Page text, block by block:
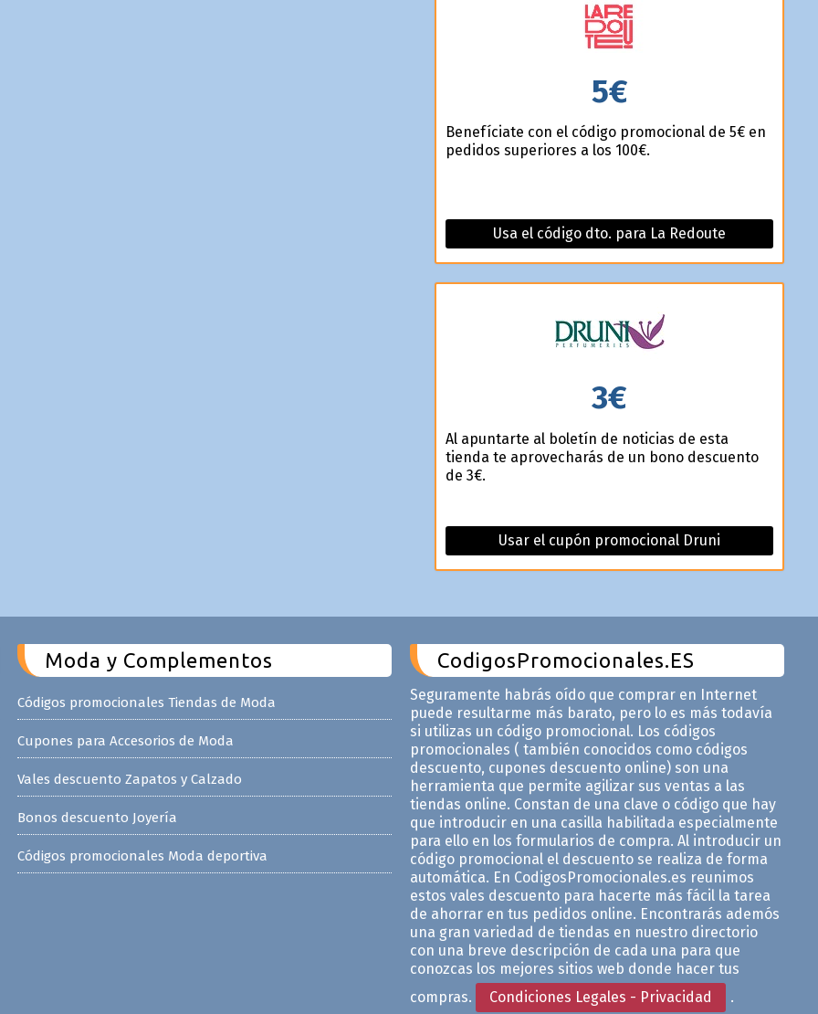
5€
Benefíciate con el código promocional de 5€ en
pedidos superiores a los 100€.
Usa el código dto. para La Redoute
3€
Al apuntarte al boletín de noticias de esta
tienda te aprovecharás de un bono descuento
de 3€.
Usar el cupón promocional Druni
Moda y Complementos
Códigos promocionales Tiendas de Moda
Cupones para Accesorios de Moda
Vales descuento Zapatos y Calzado
Bonos descuento Joyería
Códigos promocionales Moda deportiva
CodigosPromocionales.ES
Seguramente habrás oído que comprar en Internet
puede resultarme más barato, pero lo es más todavía
si utilizas un código promocional. Los códigos
promocionales ( también conocidos como códigos
descuento, cupones descuento online) son una
herramienta que permite agilizar sus ventas a las
tiendas online. Constan de una clave o código que hay
que introducir en una casilla habilitada especialmente
para ello en los formularios de compra. Al introducir un
código promocional el descuento se realiza de forma
automática. En CodigosPromocionales.es reunimos
estos vales descuento para hacerte más fácil la tarea
de ahorrar en tus pedidos online. Encontrarás ademós
una gran variedad de tiendas en nuestro directorio
con una breve descripción de cada una para que
conozcas los mejores sitios web donde hacer tus
compras.
Condiciones Legales - Privacidad .